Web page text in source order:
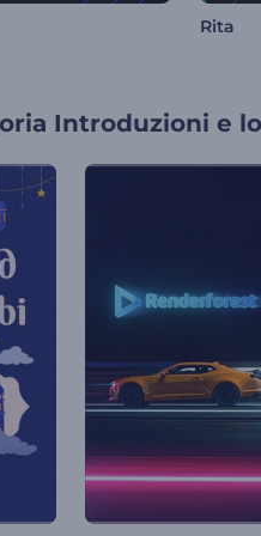
Rita
Introduzioni e